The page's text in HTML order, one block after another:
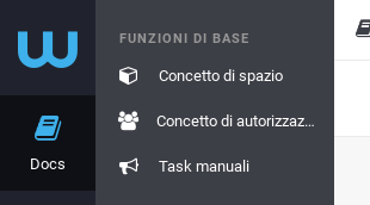
Docs
FUNZIONI DI BASE
Concetto di spazio
Concetto di autorizzazione
Task manuali